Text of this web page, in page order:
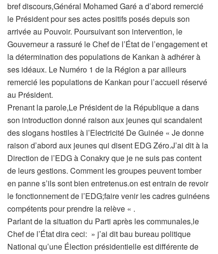
bref discours,Général Mohamed Garé a d’abord remercié
le Président pour ses actes positifs posés depuis son
arrivée au Pouvoir. Poursuivant son intervention, le
Gouverneur a rassuré le Chef de l’État de l’engagement et
la détermination des populations de Kankan à adhérer à
ses idéaux. Le Numéro 1 de la Région a par ailleurs
remercié les populations de Kankan pour l’accueil réservé
au Président.
Prenant la parole,Le Président de la République a dans
son introduction donné raison aux jeunes qui scandaient
des slogans hostiles à l’Electricité De Guinée « Je donne
raison d’abord aux jeunes qui disent EDG Zéro.J’ai dit à la
Direction de l’EDG à Conakry que je ne suis pas content
de leurs gestions. Comment les groupes peuvent tomber
en panne s’ils sont bien entretenus.on est entrain de revoir
le fonctionnement de l’EDG;faire venir les cadres guinéens
compétents pour prendre la relève « .
Parlant de la situation du Parti après les communales,le
Chef de l’État dira ceci: » j’ai dit bau bureau politique
National qu’une Élection présidentielle est différente de